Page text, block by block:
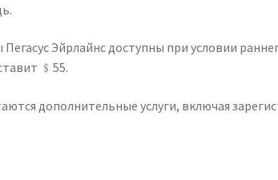
Эйрлайнс доступны при условии
﹩55.
дополнительные услуги, включая